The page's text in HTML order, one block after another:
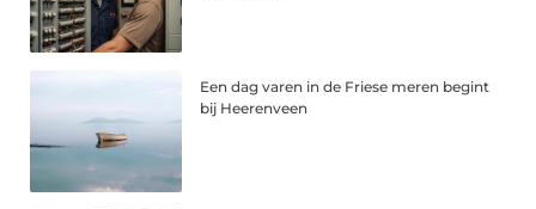
Een dag varen in de Friese meren begint
bij Heerenveen